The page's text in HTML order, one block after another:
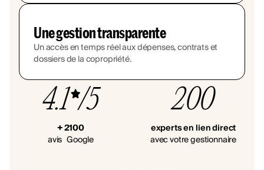
Une gestion transparente
Un accès en temps réel aux dépenses, contrats et
dossiers de la copropriété.
4.1 /5
+ 2100
avis Google
200
experts en lien direct
avec votre gestionnaire